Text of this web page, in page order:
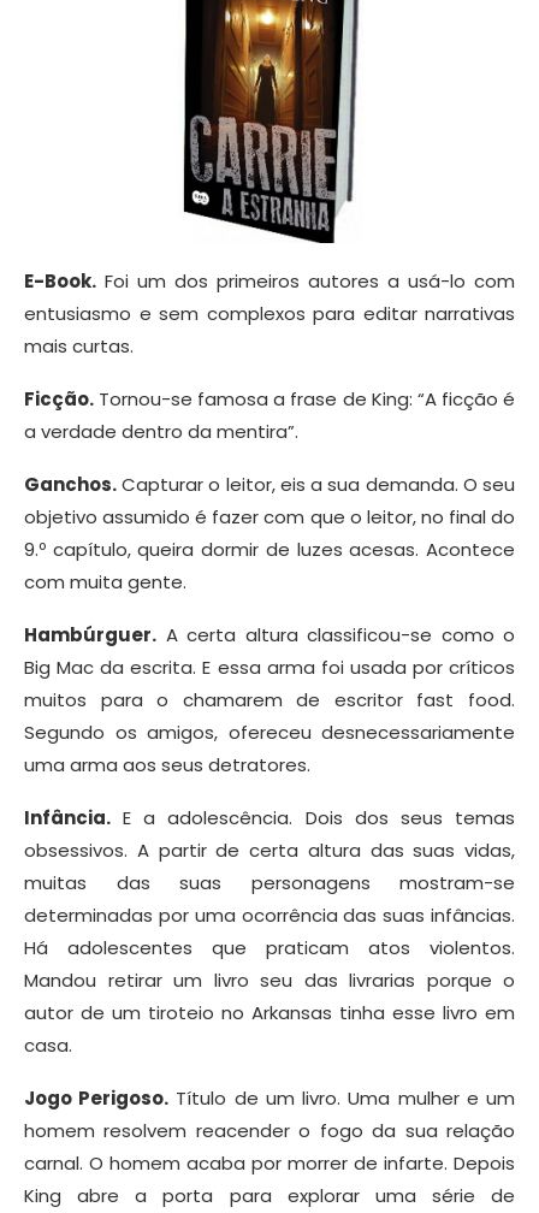
E-Book. Foi um dos primeiros autores a usá-lo com
entusiasmo e sem complexos para editar narrativas
mais curtas.
Ficção. Tornou-se famosa a frase de King: “A ficção é
a verdade dentro da mentira”.
Ganchos.Capturar o leitor, eis a sua demanda. O seu
objetivo assumido é fazer com que o leitor, no final do
9.º capítulo, queira dormir de luzes acesas. Acontece
com muita gente.
Hambúrguer. A certa altura classificou-se como o
Big Mac da escrita. E essa arma foi usada por críticos
muitos para o chamarem de escritor fast food.
Segundo os amigos, ofereceu desnecessariamente
uma arma aos seus detratores.
Infância. E a adolescência. Dois dos seus temas
obsessivos. A partir de certa altura das suas vidas,
muitas das suas personagens mostram-se
determinadas por uma ocorrência das suas infâncias.
Há adolescentes que praticam atos violentos.
Mandou retirar um livro seu das livrarias porque o
autor de um tiroteio no Arkansas tinha esse livro em
casa.
Jogo Perigoso. Título de um livro. Uma mulher e um
homem resolvem reacender o fogo da sua relação
carnal. O homem acaba por morrer de infarte. Depois
King abre a porta para explorar uma série de